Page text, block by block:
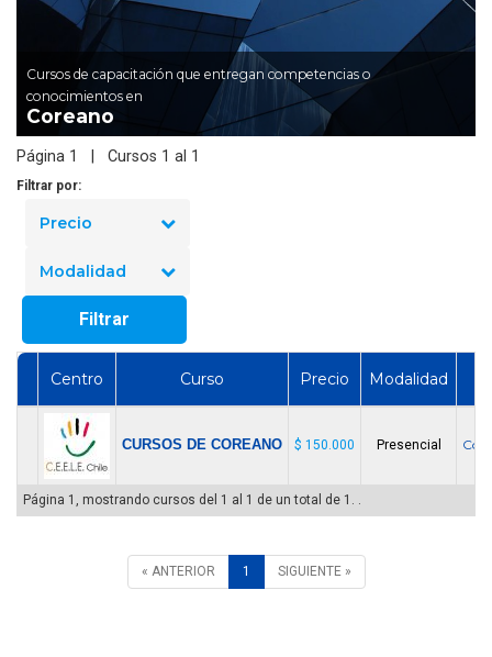
Cursos de capacitación que entregan competencias o
conocimientos en
Coreano
Página 1 | Cursos 1 al 1
Filtrar por:
Precio
Modalidad
Filtrar
Centro Curso Precio Modalidad
CURSOS DE COREANO $ 150.000 Presencial
Página 1, mostrando cursos del 1 al 1 de un total de 1. .
« ANTERIOR 1 SIGUIENTE »